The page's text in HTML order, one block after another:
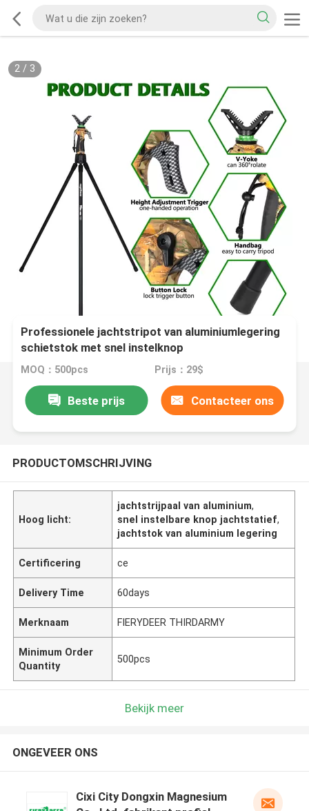
2/ 3
Professionele jachtstripot van aluminiumlegering
schietstok met snel instelknop
MOQ：500pcs Prijs：29$
Beste prijs Contacteer ons
PRODUCTOMSCHRIJVING
Hoog licht:
jachtstrijpaal van aluminium,
snel instelbare knop jachtstatief,
jachtstok van aluminium legering
Certificering ce
Delivery Time 60days
Merknaam FIERYDEER THIRDARMY
Minimum Order
Quantity
500pcs
Bekijk meer
ONGEVEER ONS
Cixi City Dongxin Magnesium